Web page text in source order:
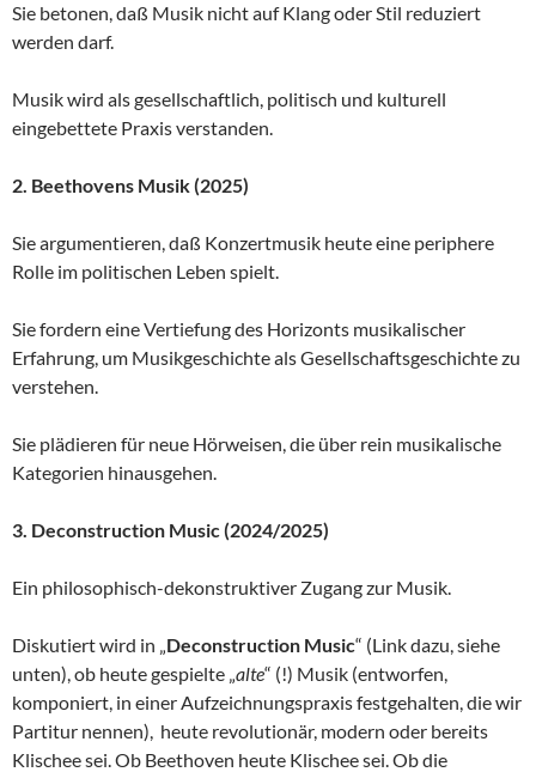
Sie betonen, daß Musik nicht auf Klang oder Stil reduziert
werden darf.
Musik wird als gesellschaftlich, politisch und kulturell
eingebettete Praxis verstanden.
2. Beethovens Musik (2025)
Sie argumentieren, daß Konzertmusik heute eine periphere
Rolle im politischen Leben spielt.
Sie fordern eine Vertiefung des Horizonts musikalischer
Erfahrung, um Musikgeschichte als Gesellschaftsgeschichte zu
verstehen.
Sie plädieren für neue Hörweisen, die über rein musikalische
Kategorien hinausgehen.
3. Deconstruction Music (2024/2025)
Ein philosophisch-dekonstruktiver Zugang zur Musik.
Diskutiert wird in „Deconstruction Music“ (Link dazu, siehe
unten), ob heute gespielte „alte“ (!) Musik (entworfen,
komponiert, in einer Aufzeichnungspraxis festgehalten, die wir
Partitur nennen), heute revolutionär, modern oder bereits
Klischee sei. Ob Beethoven heute Klischee sei. Ob die